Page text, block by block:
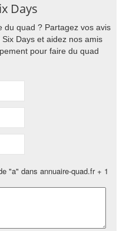
Days
du quad ? Partagez vos avis
Days et aidez nos amis
pour faire du quad
"a" dans annuaire-quad.fr + 1